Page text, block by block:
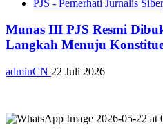
PJS - Pemerhati Jurnalis Siber
Munas III PJS Resmi
Langkah Menuju
adminCN 22 Juli 2026